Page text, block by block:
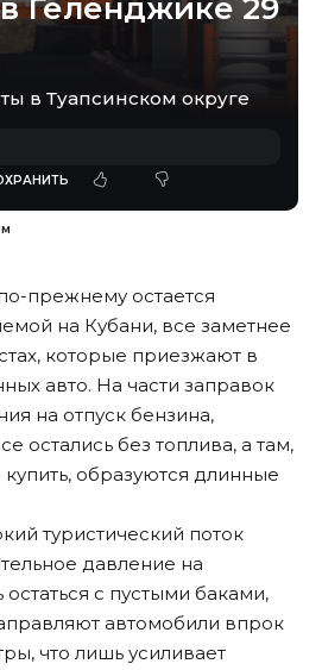
Геленджике 29
в Туапсинском округе
прежнему остается
на Кубани, все заметнее
которые приезжают в
авто. На части заправок
на отпуск бензина,
остались без топлива, а там,
образуются длинные
туристический поток
давление на
с пустыми баками,
автомобили впрок
что лишь усиливает